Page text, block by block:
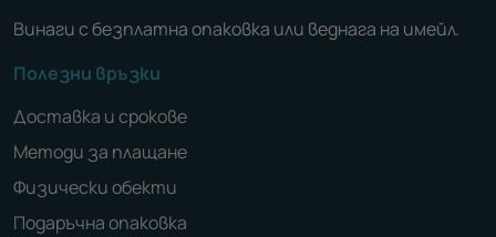
Винаги с безплатна опаковка или веднага на имейл.
Полезни връзки
Доставка и срокове
Методи за плащане
Физически обекти
Подаръчна опаковка